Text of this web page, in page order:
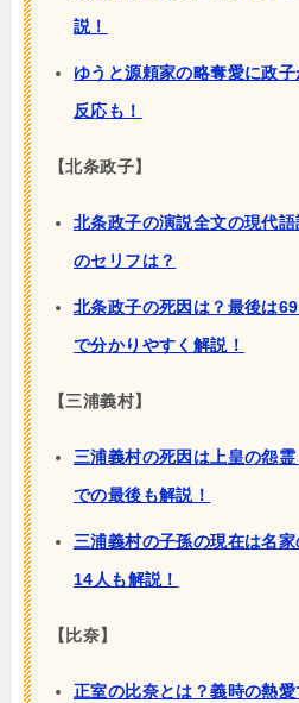
説！
ゆうと源頼家の略奪愛に政
反応も！
【北条政子】
北条政子の演説全文の現代
のセリフは？
北条政子の死因は？最後は
で分かりやすく解説！
【三浦義村】
三浦義村の死因は上皇の怨
での最後も解説！
三浦義村の子孫の現在は名
14人も解説！
【比奈】
正室の比奈とは？義時の熱